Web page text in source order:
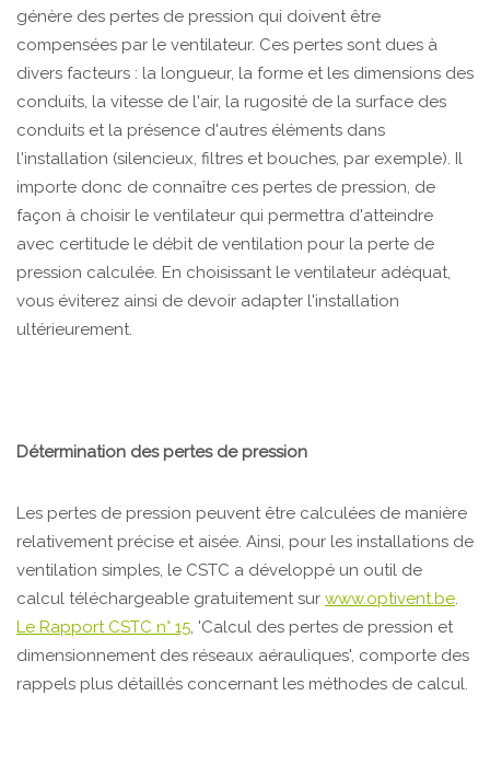
génère des pertes de pression qui doivent être
compensées par le ventilateur. Ces pertes sont dues à
divers facteurs : la longueur, la forme et les dimensions des
conduits, la vitesse de l'air, la rugosité de la surface des
conduits et la présence d'autres éléments dans
l'installation (silencieux, filtres et bouches, par exemple). Il
importe donc de connaître ces pertes de pression, de
façon à choisir le ventilateur qui permettra d'atteindre
avec certitude le débit de ventilation pour la perte de
pression calculée. En choisissant le ventilateur adéquat,
vous éviterez ainsi de devoir adapter l'installation
ultérieurement.
Détermination des pertes de pression
Les pertes de pression peuvent être calculées de manière
relativement précise et aisée. Ainsi, pour les installations de
ventilation simples, le CSTC a développé un outil de
calcul téléchargeable gratuitement sur www.optivent.be.
Le Rapport CSTC n° 15, 'Calcul des pertes de pression et
dimensionnement des réseaux aérauliques', comporte des
rappels plus détaillés concernant les méthodes de calcul.